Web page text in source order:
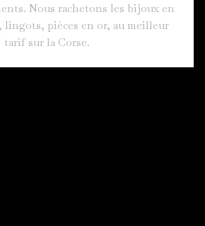
Nous rachetons les bijoux en
lingots, pièces en or, au meilleur
tarif sur la Corse.